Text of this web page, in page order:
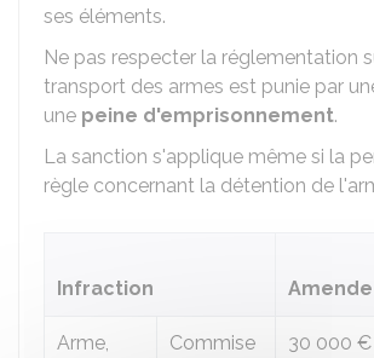
ses éléments.
Ne pas respecter la réglementation
transport des armes est punie par
une peine d'emprisonnement.
La sanction s'applique même si la
règle concernant la détention de
Infraction Amende
Arme,
Commise
30 000 €